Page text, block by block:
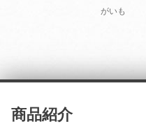
がいも
商品紹介